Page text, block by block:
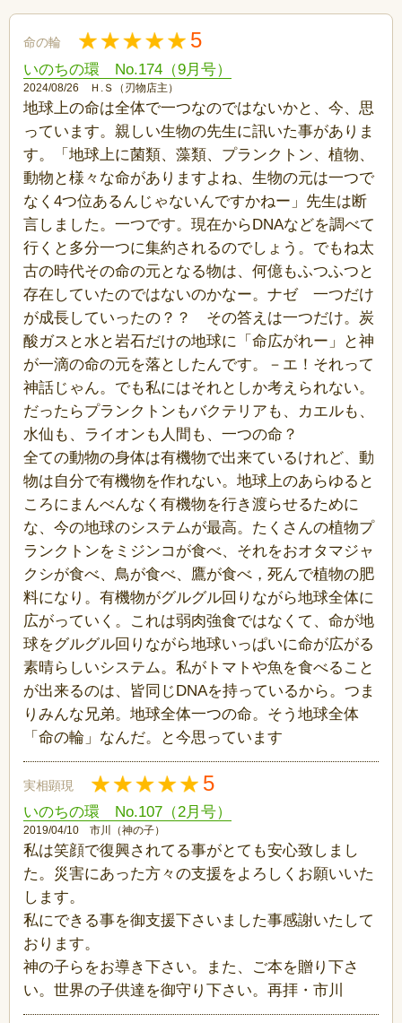
命の輪 5
いのちの環 No.174（9月号）
2024/08/26 Ｈ.Ｓ（刃物店主）
地球上の命は全体で一つなのではないかと、今、思
っています。親しい生物の先生に訊いた事がありま
す。「地球上に菌類、藻類、プランクトン、植物、
動物と様々な命がありますよね、生物の元は一つで
なく4つ位あるんじゃないんですかねー」先生は断
言しました。一つです。現在からDNAなどを調べて
行くと多分一つに集約されるのでしょう。でもね太
古の時代その命の元となる物は、何億もふつふつと
存在していたのではないのかなー。ナゼ 一つだけ
が成長していったの？？ その答えは一つだけ。炭
酸ガスと水と岩石だけの地球に「命広がれー」と神
が一滴の命の元を落としたんです。－エ！それって
神話じゃん。でも私にはそれとしか考えられない。
だったらプランクトンもバクテリアも、カエルも、
水仙も、ライオンも人間も、一つの命？
全ての動物の身体は有機物で出来ているけれど、動
物は自分で有機物を作れない。地球上のあらゆると
ころにまんべんなく有機物を行き渡らせるために
な、今の地球のシステムが最高。たくさんの植物プ
ランクトンをミジンコが食べ、それをおオタマジャ
クシが食べ、鳥が食べ、鷹が食べ，死んで植物の肥
料になり。有機物がグルグル回りながら地球全体に
広がっていく。これは弱肉強食ではなくて、命が地
球をグルグル回りながら地球いっぱいに命が広がる
素晴らしいシステム。私がトマトや魚を食べること
が出来るのは、皆同じDNAを持っているから。つま
りみんな兄弟。地球全体一つの命。そう地球全体
「命の輪」なんだ。と今思っています
実相顕現 5
いのちの環 No.107（2月号）
2019/04/10 市川（神の子）
私は笑顔で復興されてる事がとても安心致しまし
た。災害にあった方々の支援をよろしくお願いいた
します。
私にできる事を御支援下さいました事感謝いたして
おります。
神の子らをお導き下さい。また、ご本を贈り下さ
い。世界の子供達を御守り下さい。再拝・市川